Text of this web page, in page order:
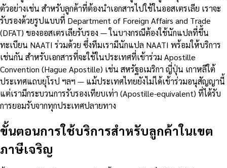
ตัวอย่างเช่น สำหรับลูกค้าที่ต้องนำเอกสารไปใช้ในออสเตรเลีย เราจะ
รับรองด้วยรูปแบบที่ Department of Foreign Affairs and Trade
(DFAT) ของออสเตรเลียรับรอง — ในบางกรณีต้องใช้นักแปลที่ขึ้น
ทะเบียน NAATI ร่วมด้วย ซึ่งทีมเรามีนักแปล NAATI พร้อมให้บริการ
เช่นกัน สำหรับเอกสารที่จะใช้ในประเทศที่เข้าร่วม Apostille
Convention (Hague Apostille) เช่น สหรัฐอเมริกา ญี่ปุ่น เกาหลีใต้
ประเทศแถบยุโรป ฯลฯ — แม้ประเทศไทยยังไม่ได้เข้าร่วมอนุสัญญานี้
แต่เรามีกระบวนการรับรองเทียบเท่า (Apostille-equivalent) ที่ได้รับ
การยอมรับจากทุกประเทศปลายทาง
ขั้นตอนการใช้บริการสำหรับลูกค้าในเขต
ภาษีเจริญ